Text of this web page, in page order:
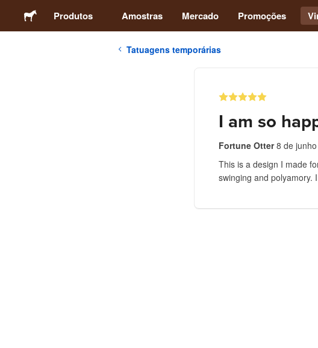
Produtos Amostras Mercado Promoções
Tatuagens temporárias
I am so
Fortune Otter 8 de
This is a design I made
swinging and polyamory.